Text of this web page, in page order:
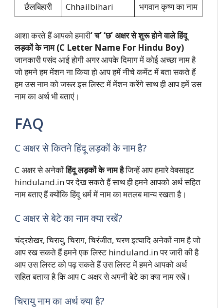
छैलबिहारी
Chhailbihari भगवान कृष्ण का नाम
आशा करते हैं आपको हमारी‘ च’ ‘छ’ अक्षर से शुरू होने वाले हिंदू
लड़कों के नाम (C Letter Name For Hindu Boy)
जानकारी पसंद आई होगी अगर आपके दिमाग में कोई अच्छा नाम है
जो हमने हम मेंशन ना किया हो आप हमें नीचे कमेंट में बता सकते हैं
हम उस नाम को जरूर इस लिस्ट में मेंशन करेंगे साथ ही आप हमें उस
नाम का अर्थ भी बताएं।
FAQ
C अक्षर से कितने हिंदू लड़कों के नाम है?
C अक्षर से अनेकोंहिंदू लड़कों के नाम हैजिन्हें आप हमारे वेबसाइट
hinduland.in पर देख सकते हैं साथ ही हमने आपको अर्थ सहित
नाम बताए हैं क्योंकि हिंदू धर्म में नाम का मतलब मान्य रखता है।
C अक्षर से बेटे का नाम क्या रखें?
चंद्रशेखर, चिरायु, चिराग, चिरंजीत, चरण इत्यादि अनेकों नाम है जो
आप रख सकते हैं हमने एक लिस्ट hinduland.in पर जारी की है
आप उस लिस्ट को पढ़ सकते हैं उस लिस्ट में हमने आपको अर्थ
सहित बताया है कि आप C अक्षर से अपनी बेटे का क्या नाम रखें।
चिरायु नाम का अर्थ क्या है?